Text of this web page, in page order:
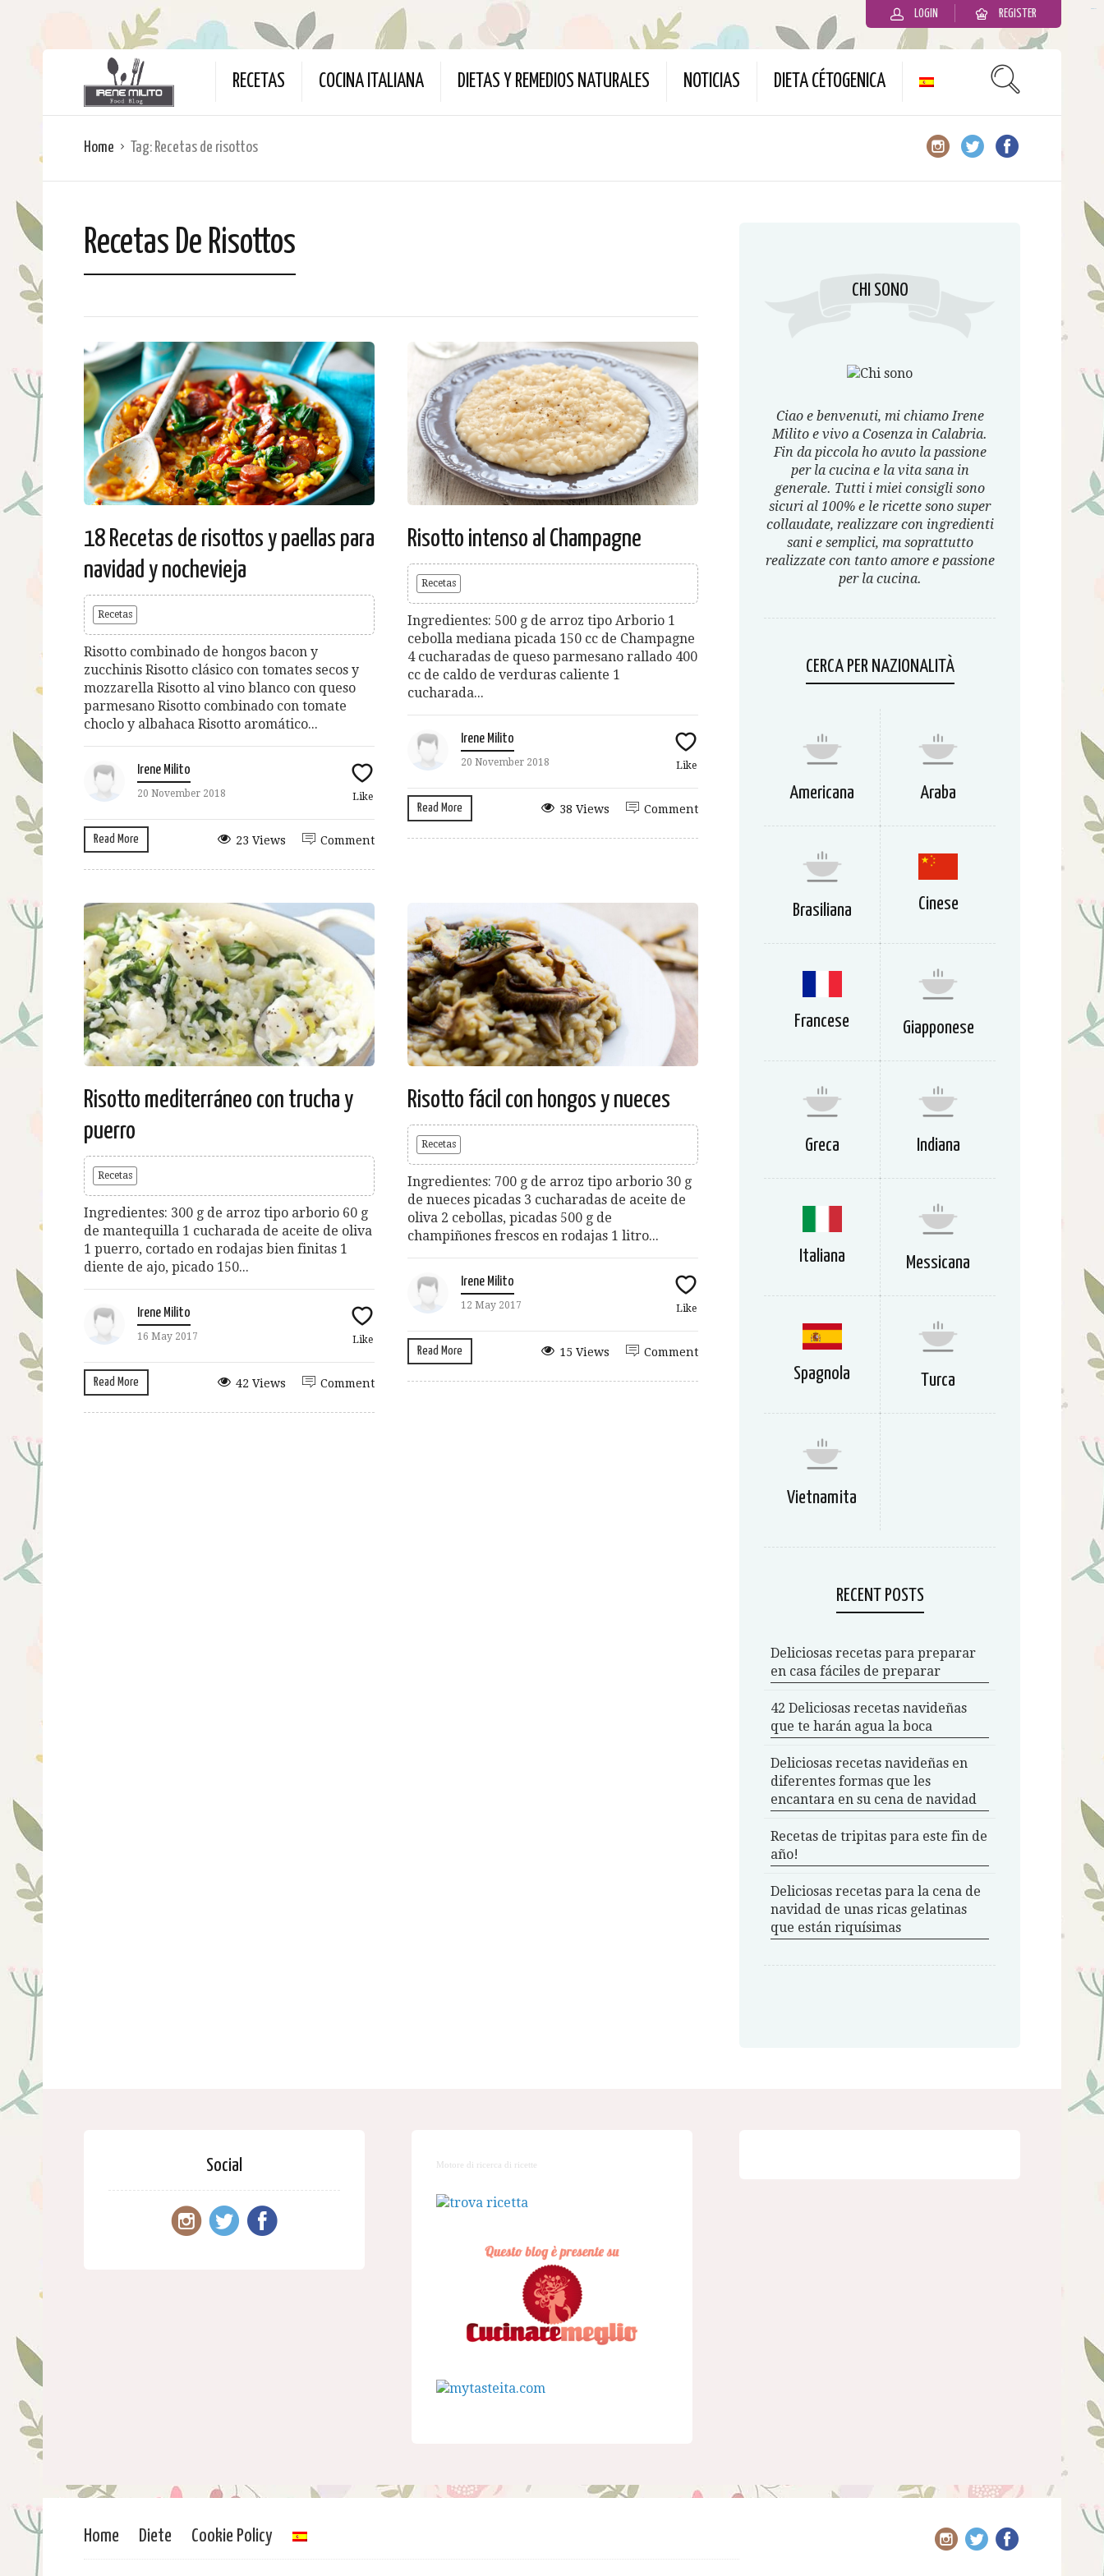
LOGIN REGISTER
RECETAS COCINA ITALIANA DIETAS Y REMEDIOS NATURALES NOTICIAS DIETA CÉTOGENICA
Home Tag: Recetas de risottos
Recetas De Risottos
18 Recetas de risottos y paellas para
navidad y nochevieja
Recetas
Risotto combinado de hongos bacon y
zucchinis Risotto clásico con tomates secos y
mozzarella Risotto al vino blanco con queso
parmesano Risotto combinado con tomate
choclo y albahaca Risotto aromático...
Irene Milito
20 November 2018 Like
Read More Comment
23 Views
Risotto intenso al Champagne
Recetas
Ingredientes: 500 g de arroz tipo Arborio 1
cebolla mediana picada 150 cc de Champagne
4 cucharadas de queso parmesano rallado 400
cc de caldo de verduras caliente 1
cucharada...
Irene Milito
20 November 2018 Like
Read More Comment
38 Views
Risotto mediterráneo con trucha y
puerro
Recetas
Ingredientes: 300 g de arroz tipo arborio 60 g
de mantequilla 1 cucharada de aceite de oliva
1 puerro, cortado en rodajas bien finitas 1
diente de ajo, picado 150...
Irene Milito
16 May 2017 Like
Read More Comment
42 Views
Risotto fácil con hongos y nueces
Recetas
Ingredientes: 700 g de arroz tipo arborio 30 g
de nueces picadas 3 cucharadas de aceite de
oliva 2 cebollas, picadas 500 g de
champiñones frescos en rodajas 1 litro...
Irene Milito
12 May 2017 Like
Read More Comment
15 Views
CHI SONO
Ciao e benvenuti, mi chiamo Irene
Milito e vivo a Cosenza in Calabria.
Fin da piccola ho avuto la passione
per la cucina e la vita sana in
generale. Tutti i miei consigli sono
sicuri al 100% e le ricette sono super
collaudate, realizzare con ingredienti
sani e semplici, ma soprattutto
realizzate con tanto amore e passione
per la cucina.
CERCA PER NAZIONALITÀ
Americana Araba
Brasiliana Cinese
Francese Giapponese
Greca Indiana
Italiana Messicana
Spagnola Turca
Vietnamita
RECENT POSTS
Deliciosas recetas para preparar
en casa fáciles de preparar
42 Deliciosas recetas navideñas
que te harán agua la boca
Deliciosas recetas navideñas en
diferentes formas que les
encantara en su cena de navidad
Recetas de tripitas para este fin de
año!
Deliciosas recetas para la cena de
navidad de unas ricas gelatinas
que están riquísimas
Social Motore di ricerca di ricette
Home Diete Cookie Policy